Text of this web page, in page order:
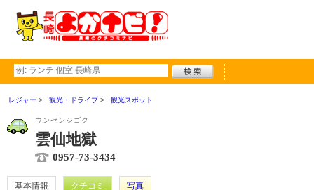
レジャー 観光・ドライブ 観光スポット
ウンゼンジゴク
雲仙地獄
0957-73-3434
基本情報 クチコミ
写真